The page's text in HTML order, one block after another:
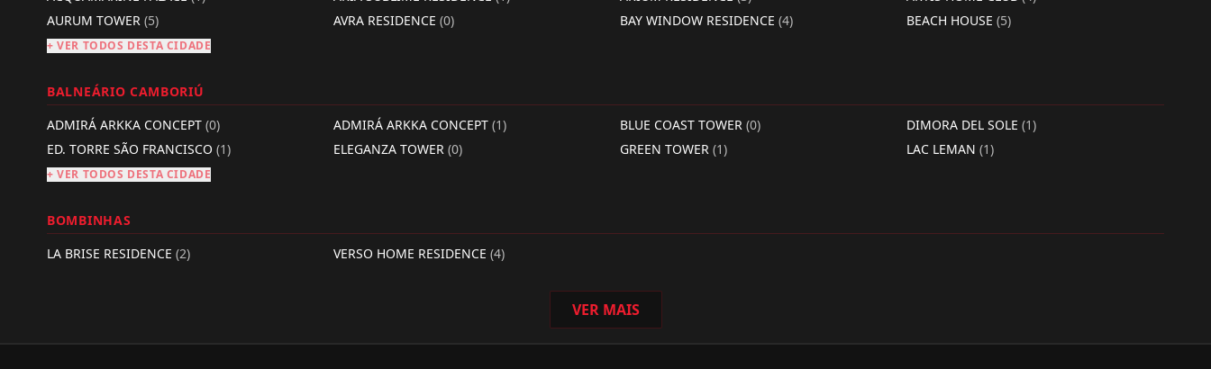
AURUM TOWER (5) AVRA RESIDENCE (0) BAY WINDOW RESIDENCE (4) BEACH HOUSE (5)
+ VER TODOS DESTA CIDADE
BALNEÁRIO CAMBORIÚ
ADMIRÁ ARKKA CONCEPT (0) ADMIRÁ ARKKA CONCEPT (1) BLUE COAST TOWER (0) DIMORA DEL SOLE (1)
ED. TORRE SÃO FRANCISCO (1) ELEGANZA TOWER (0) GREEN TOWER (1) LAC LEMAN (1)
+ VER TODOS DESTA CIDADE
BOMBINHAS
LA BRISE RESIDENCE (2) VERSO HOME RESIDENCE (4)
VER MAIS